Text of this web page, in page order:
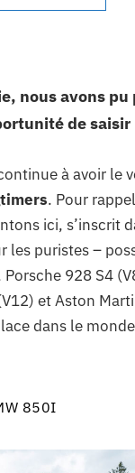
nous avons
de
à avoir le
. Pour
ici, s’inscrit
les puristes –
928 S4
et Aston
dans le monde
850I